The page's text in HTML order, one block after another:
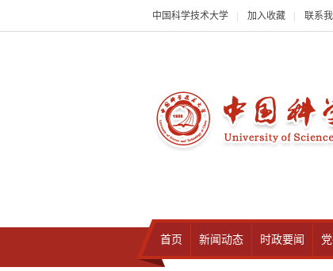
中国科学技术大学 加入收藏 联系我
首页 新闻动态 时政要闻